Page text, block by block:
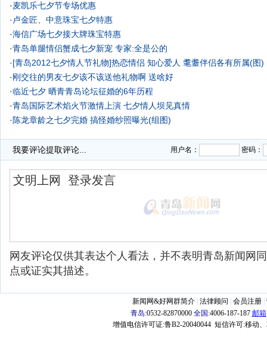
·麦凯乐七夕节专场优惠
· 卢金匠、中意珠宝七夕特惠
·海信广场七夕接大牌珠宝特惠
·青岛单腿情侣蟹成七夕新宠 专家:全是公的
·[青岛2012七夕情人节礼物]热恋情侣 知心爱人 耄耋伴侣各有所属(图)
·刚交往的男友七夕该不该送他礼物啊 送啥好
·临近七夕 晒青青岛论坛征婚的6年历程
·青岛国际艺术焰火节激情上演 七夕情人坝见真情
· 陈龙章龄之七夕完婚 搞怪婚纱照曝光(组图)
我要评论提取评论... 用户名： 密码：
网友评论仅供其表达个人看法，并不表明青岛新闻网
点或证实其描述。